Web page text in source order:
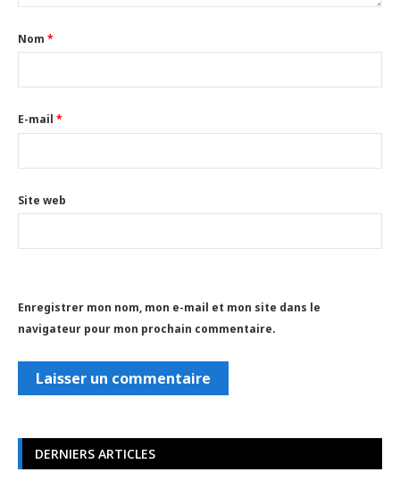
Nom *
E-mail *
Site web
Enregistrer mon nom, mon e-mail et mon site dans le
navigateur pour mon prochain commentaire.
DERNIERS ARTICLES